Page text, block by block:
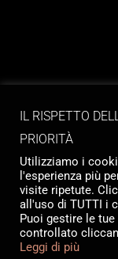
IL RISPETTO
PRIORITÀ
Utilizziamo i
l'esperienza più
visite ripetute.
all'uso di TUTTI i
Puoi gestire le
controllato
Leggi di più